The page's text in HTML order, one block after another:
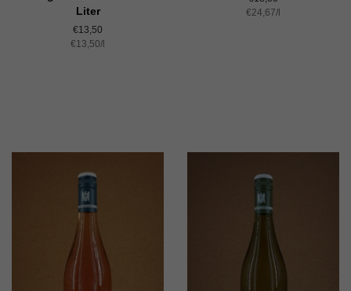
Liter
Normaler
Preis
€13,50
Einzelpreis
€13,50/pro
l
Preis
Einzelpreis
€24,67/pro
l